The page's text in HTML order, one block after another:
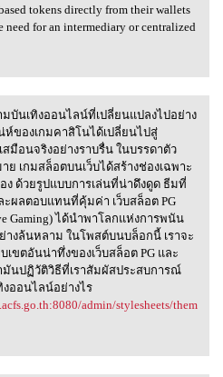
tokens directly from their wallets
need for an intermediary or centralized
ามบันเทิงออนไลน์ที่เปล
บันเทิงออนไลน์ที่เปลี่ยนแปลงไปอย่าง
น่ห์ของเกมคาสิโนได้เปลี่ยนไปสู่
มือนจริงอย่างราบรื่น ในบรรดาตัว
ย เกมสล็อตบนเว็บได้สร้างช่องเฉพาะ
ง ด้วยรูปแบบการเล่นที่น่าดึงดูด ธีมที่
ะผลตอบแทนที่คุ้มค่า เว็บสล็อต PG
Gaming) ได้นำพาโลกแห่งการพนัน
างล้นหลาม ในโพสต์บนบล็อกนี้ เราจะ
เขตอันน่าทึ่งของเว็บสล็อต PG และ
มันปฏิวัติวิธีที่เราสัมผัสประสบการณ์
ออนไลน์อย่างไร
admin/stylesheets/them